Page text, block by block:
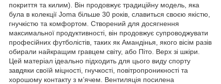
покриття та килим). Він продовжує традиційну модель, яка
була в колекції Joma більше 30 років, славиться своєю якістю,
гнучкістю та комфортом. Створений для досягнення
максимальної продуктивності, він продовжує супроводжувати
професійних футболістів, таких як Амандінья, якого вісім разів
обирали найкращим гравцем світу, або Піто. Верх зі шкіри.
Цей матеріал ідеально підходить для цього виду спорту
завдяки своїй міцності, гнучкості, повітропроникності та
хорошому контакту з м’ячем. Вентиляція посилена